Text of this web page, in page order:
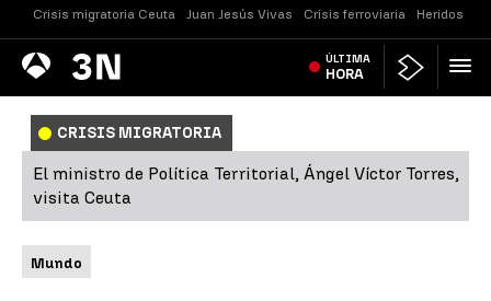
Crisis migratoria Ceuta Juan Jesús Vivas Crisis ferroviaria Heridos
Antena
3 Noticias ÚLTIMA
HORA
CRISIS MIGRATORIA
El ministro de Política Territorial, Ángel Víctor Torres,
visita Ceuta
Mundo